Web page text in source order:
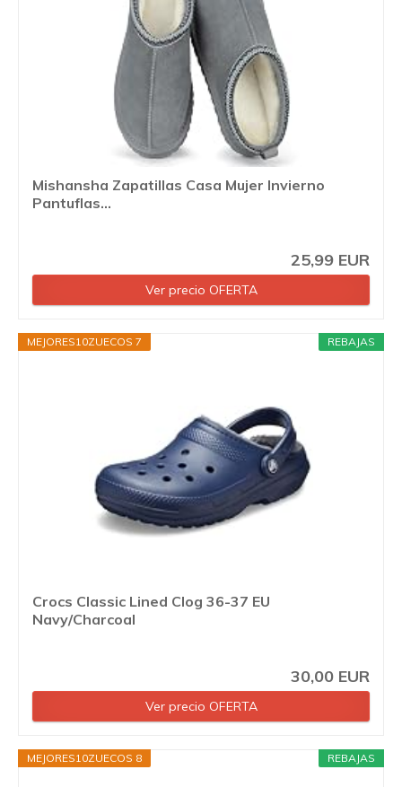
Mishansha Zapatillas Casa Mujer Invierno
Pantuflas...
25,99 EUR
Ver precio OFERTA
REBAJAS
MEJORES10ZUECOS 7
Crocs Classic Lined Clog 36-37 EU
Navy/Charcoal
30,00 EUR
Ver precio OFERTA
REBAJAS
MEJORES10ZUECOS 8